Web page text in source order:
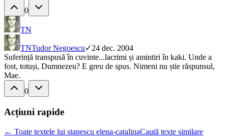
0
TN
TNTudor Negoescu✓24 dec. 2004
Suferință transpusă în cuvinte...lacrimi și amintiri în kaki. Unde a
fost, totuși, Dumnezeu? E greu de spus. Nimeni nu știe răspunsul,
Mae.
0
Acțiuni rapide
← Toate textele lui stanescu elena-catalinaCaută texte similare